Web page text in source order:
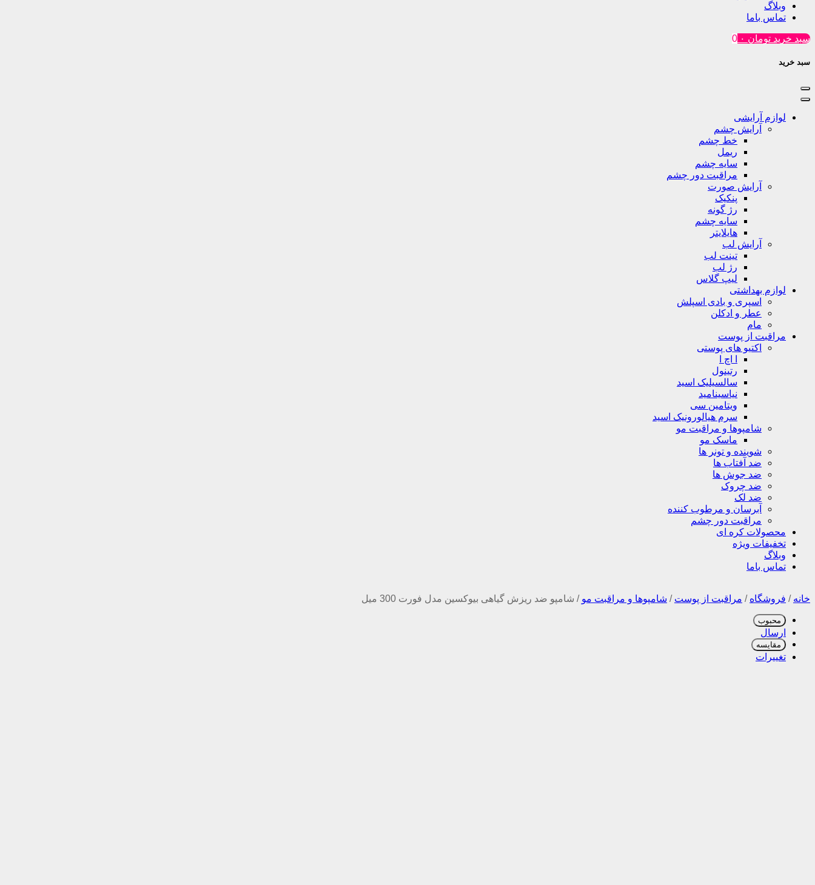
وبلاگ
تماس باما
سبد خرید تومان 0
سبد خرید
لوازم آرایشی
آرایش چشم
خط چشم
ریمل
سایه چشم
مراقبت دور چشم
آرایش صورت
پنکیک
رژ گونه
سایه چشم
هایلایتر
آرایش لب
تینت لب
رژ لب
لیپ گلاس
لوازم بهداشتی
اسپری و بادی اسپلش
عطر و ادکلن
مام
مراقبت از پوست
اکتیو های پوستی
ا اچ ا
رتینول
سالسیلیک اسید
نیاسینامید
ویتامین سی
سرم هیالورونیک اسید
شامپوها و مراقبت مو
ماسک مو
شوینده و تونر ها
ضد آفتاب ها
ضد جوش ها
ضد چروک
ضد لک
آبرسان و مرطوب کننده
مراقبت دور چشم
محصولات کره ای
تخفیفات ویژه
وبلاگ
تماس باما
خانه / فروشگاه / مراقبت از پوست / شامپوها و مراقبت مو / شامپو ضد ریزش گیاهی بیوکسین مدل فورت 300 میل
محبوب
ارسال
مقایسه
تغییرات